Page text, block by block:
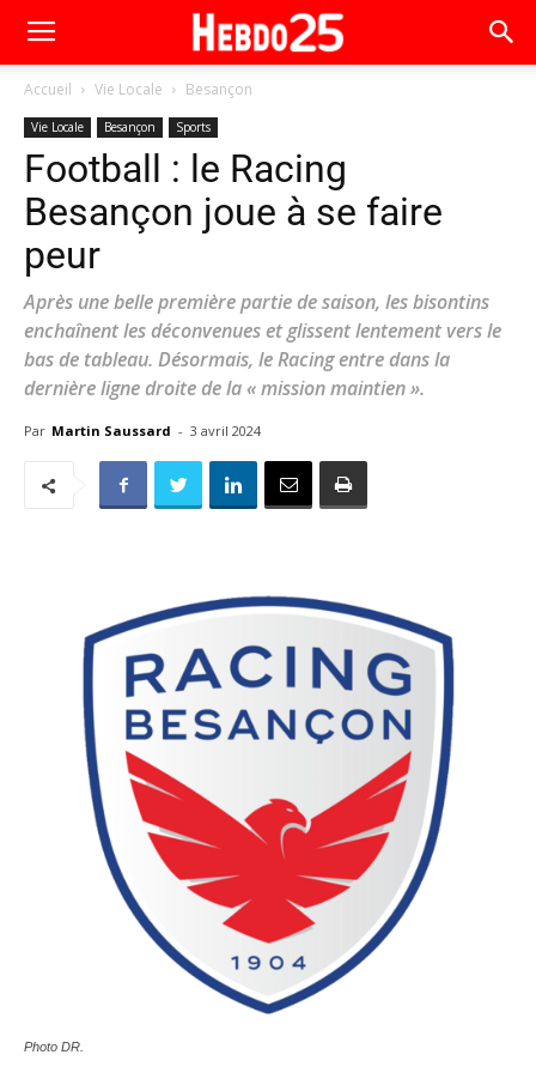
Accueil Vie Locale Besançon
Vie Locale Besançon Sports
Football : le Racing
Besançon joue à se faire
peur
Après une belle première partie de saison, les bisontins
enchaînent les déconvenues et glissent lentement vers le
bas de tableau. Désormais, le Racing entre dans la
dernière ligne droite de la « mission maintien ».
Par Martin Saussard - 3 avril 2024
Photo DR.